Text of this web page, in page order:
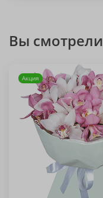
Вы смотрели
Акция